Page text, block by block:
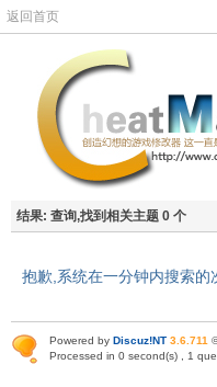
返回首页
结果: 查询,找到相关主题 0 个
抱歉,系统在一分钟内搜索
Powered by Discuz!NT 3.6.711
Processed in 0 second(s) , 1